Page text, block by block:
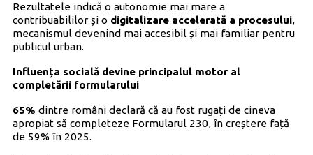
Rezultatele indică o autonomie mai mare a
contribuabililor și o digitalizare accelerată a procesului,
mecanismul devenind mai accesibil și mai familiar pentru
publicul urban.
Influența socială devine principalul motor al
completării formularului
65% dintre români declară că au fost rugați de cineva
apropiat să completeze Formularul 230, în creștere față
de 59% în 2025.